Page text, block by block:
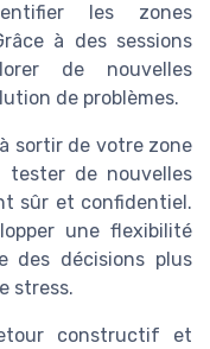
les zones
à des sessions
de nouvelles
de problèmes.
sortir de votre zone
de nouvelles
sûr et confidentiel.
une flexibilité
des décisions plus
stress.
constructif et